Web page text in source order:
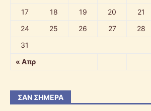
« Απρ
17
18 19 20 21
24
25 26 27 28
31
ΣΑΝ ΣΉΜΕΡΑ